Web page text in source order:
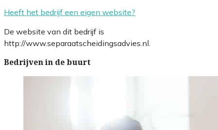
Heeft het bedrijf een eigen website?
De website van dit bedrijf is
http://www.separaatscheidingsadvies.nl.
Bedrijven in de buurt